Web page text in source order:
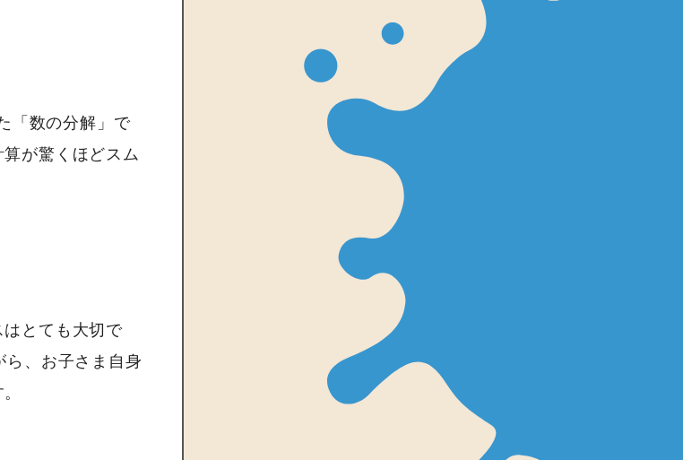
「数の分解」で
が驚くほどスム
とても大切で
ら、お子さま自身